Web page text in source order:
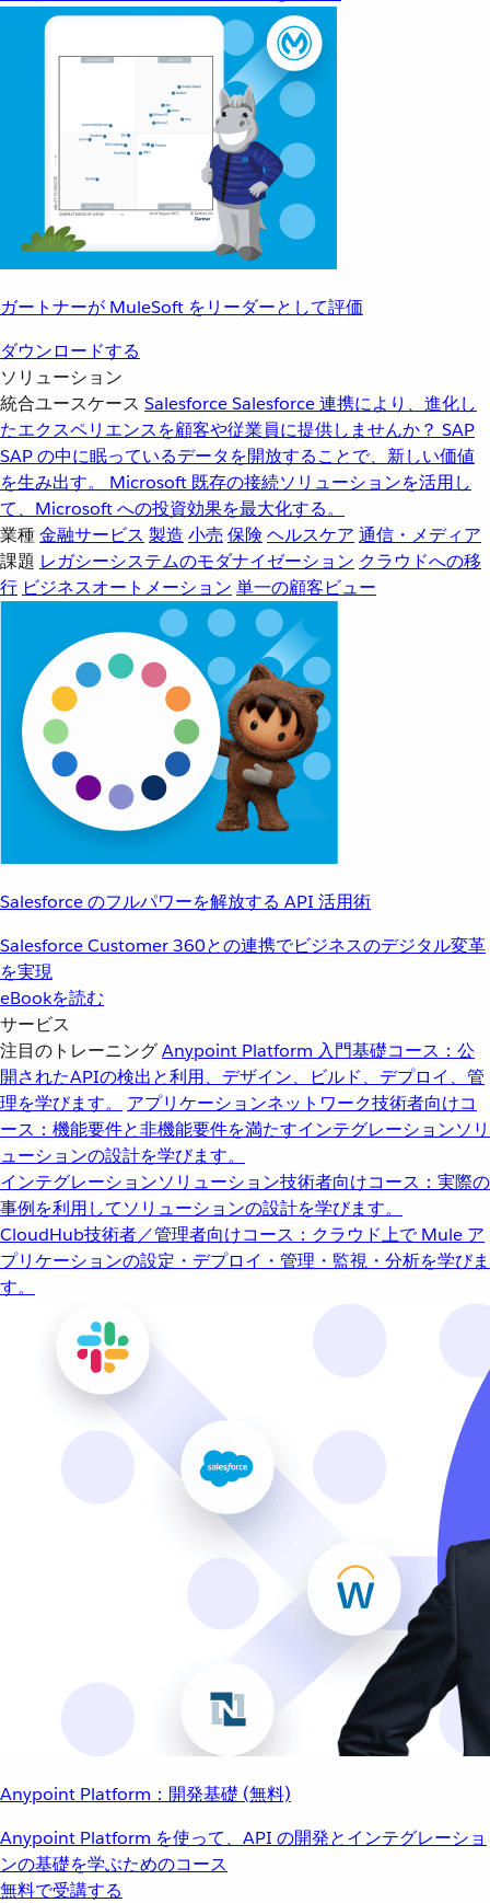
ガートナーが MuleSoft をリーダーとして評価
ダウンロードする
ソリューション
統合ユースケース SalesforceSalesforce 連携により、進化し
たエクスペリエンスを顧客や従業員に提供しませんか？ SAP
SAP の中に眠っているデータを開放することで、新しい価値
を生み出す。
Microsoft 既存の接続ソリューションを活用し
て、Microsoft への投資効果を最大化する。
業種金融サービス 製造 小売 保険 ヘルスケア 通信・メディア
課題 レガシーシステムのモダナイゼーション クラウドへの移
行 ビジネスオートメーション 単一の顧客ビュー
Salesforce のフルパワーを解放する API 活用術
Salesforce Customer 360との連携でビジネスのデジタル変革
を実現
eBookを読む
サービス
注目のトレーニングAnypoint Platform 入門基礎コース：公
開されたAPIの検出と利用、デザイン、ビルド、デプロイ、管
理を学びます。
アプリケーションネットワーク技術者向けコ
ース：機能要件と非機能要件を満たすインテグレーションソリ
ューションの設計を学びます。
インテグレーションソリューション技術者向けコース：実際の
事例を利用してソリューションの設計を学びます。
CloudHub技術者／管理者向けコース：クラウド上で Mule ア
プリケーションの設定・デプロイ・管理・監視・分析を学びま
す。
Anypoint Platform：開発基礎 (無料)
Anypoint Platform を使って、API の開発とインテグレーショ
ンの基礎を学ぶためのコース
無料で受講する